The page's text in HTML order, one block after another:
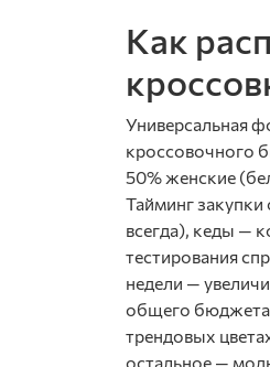
Как
Универсальная
кроссовочного
50% женские
Тайминг закупки
всегда), кеды —
тестирования
недели —
общего бюджета
трендовых
остальное —